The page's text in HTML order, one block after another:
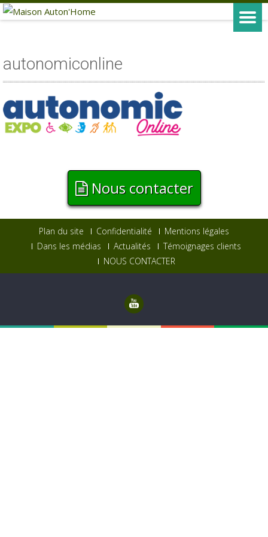
autonomiconline
Nous contacter
Plan du site Confidentialité
Mentions légales
Dans les médias
Actualités
Témoignages clients
NOUS CONTACTER